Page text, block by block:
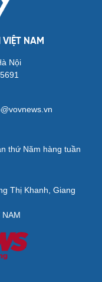
NAM
Nội
thứ Năm hàng tuần
Thị Khanh, Giang